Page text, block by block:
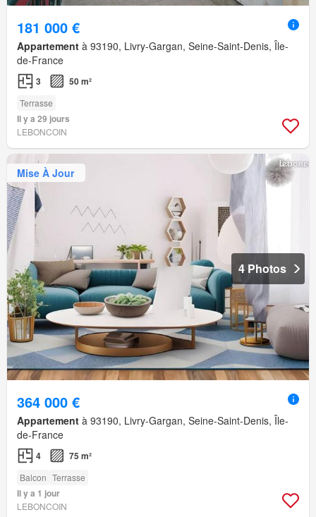
181 000 €
Appartement à 93190, Livry-Gargan, Seine-Saint-Denis, Île-
de-France
3 50 m²
Terrasse
Il y a 29 jours
LEBONCOIN
Mise À Jour
4 Photos
364 000 €
Appartement à 93190, Livry-Gargan, Seine-Saint-Denis, Île-
de-France
4 75 m²
Balcon Terrasse
Il y a 1 jour
LEBONCOIN